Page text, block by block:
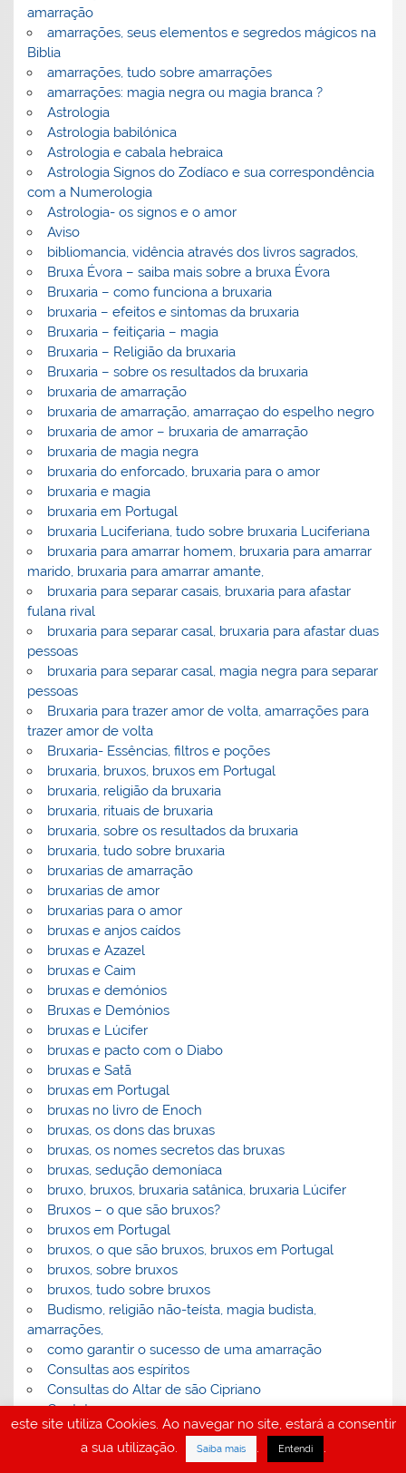
amarração
amarrações, seus elementos e segredos mágicos na
Biblia
amarrações, tudo sobre amarrações
amarrações: magia negra ou magia branca ?
Astrologia
Astrologia babilónica
Astrologia e cabala hebraica
Astrologia Signos do Zodíaco e sua correspondência
com a Numerologia
Astrologia- os signos e o amor
Aviso
bibliomancia, vidência através dos livros sagrados,
Bruxa Évora – saiba mais sobre a bruxa Évora
Bruxaria – como funciona a bruxaria
bruxaria – efeitos e sintomas da bruxaria
Bruxaria – feitiçaria – magia
Bruxaria – Religião da bruxaria
Bruxaria – sobre os resultados da bruxaria
bruxaria de amarração
bruxaria de amarração, amarraçao do espelho negro
bruxaria de amor – bruxaria de amarração
bruxaria de magia negra
bruxaria do enforcado, bruxaria para o amor
bruxaria e magia
bruxaria em Portugal
bruxaria Luciferiana, tudo sobre bruxaria Luciferiana
bruxaria para amarrar homem, bruxaria para amarrar
marido, bruxaria para amarrar amante,
bruxaria para separar casais, bruxaria para afastar
fulana rival
bruxaria para separar casal, bruxaria para afastar duas
pessoas
bruxaria para separar casal, magia negra para separar
pessoas
Bruxaria para trazer amor de volta, amarrações para
trazer amor de volta
Bruxaria- Essências, filtros e poções
bruxaria, bruxos, bruxos em Portugal
bruxaria, religião da bruxaria
bruxaria, rituais de bruxaria
bruxaria, sobre os resultados da bruxaria
bruxaria, tudo sobre bruxaria
bruxarias de amarração
bruxarias de amor
bruxarias para o amor
bruxas e anjos caídos
bruxas e Azazel
bruxas e Caim
bruxas e demónios
Bruxas e Demónios
bruxas e Lúcifer
bruxas e pacto com o Diabo
bruxas e Satã
bruxas em Portugal
bruxas no livro de Enoch
bruxas, os dons das bruxas
bruxas, os nomes secretos das bruxas
bruxas, sedução demoníaca
bruxo, bruxos, bruxaria satânica, bruxaria Lúcifer
Bruxos – o que são bruxos?
bruxos em Portugal
bruxos, o que são bruxos, bruxos em Portugal
bruxos, sobre bruxos
bruxos, tudo sobre bruxos
Budismo, religião não-teísta, magia budista,
amarrações,
como garantir o sucesso de uma amarração
Consultas aos espíritos
Consultas do Altar de são Cipriano
Contatos
Demonografia- demonologia
Deus e amarrações amorosas de S. Cipriano
este site utiliza Cookies. Ao navegar no site, estará a consentir
a sua utilização.
Saiba mais . Entendi .